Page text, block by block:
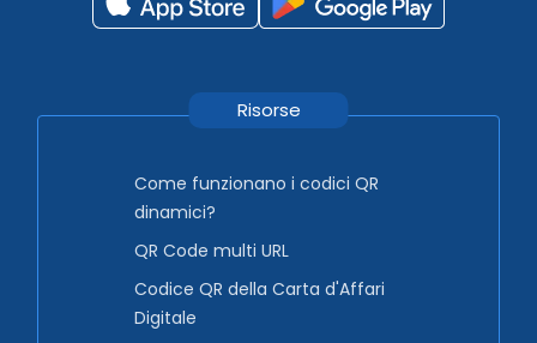
Risorse
Come funzionano i codici QR
dinamici?
QR Code multi URL
Codice QR della Carta d'Affari
Digitale